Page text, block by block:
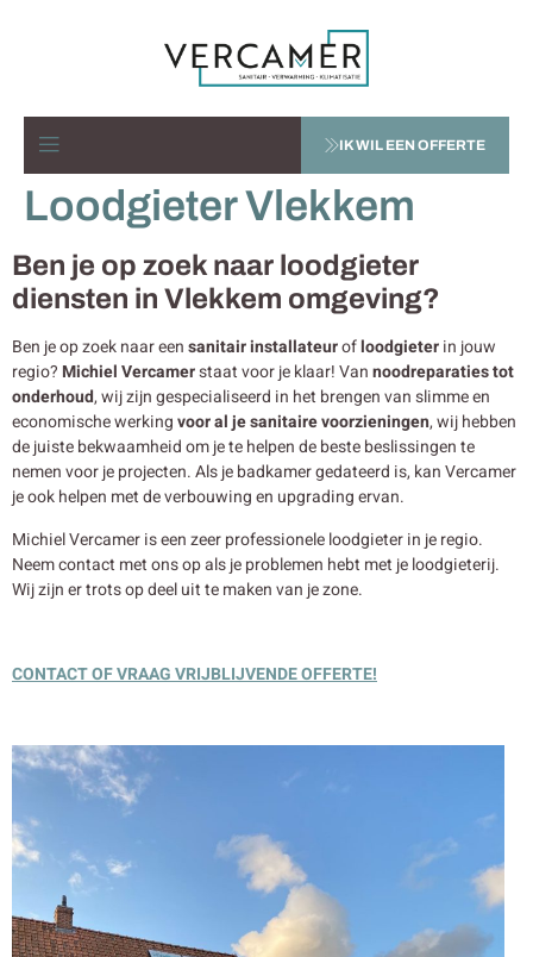
IK WIL EEN OFFERTE
Loodgieter Vlekkem
Ben je op zoek naar loodgieter
diensten in Vlekkem omgeving?
Ben je op zoek naar eensanitair installateurofloodgieterin jouw
regio? Michiel Vercamerstaat voor je klaar! Vannoodreparaties tot
onderhoud, wij zijn gespecialiseerd in het brengen van slimme en
economische werkingvoor al je sanitaire voorzieningen, wij hebben
de juiste bekwaamheid om je te helpen de beste beslissingen te
nemen voor je projecten. Als je badkamer gedateerd is, kan Vercamer
je ook helpen met de verbouwing en upgrading ervan.
Michiel Vercamer is een zeer professionele loodgieter in je regio.
Neem contact met ons op als je problemen hebt met je loodgieterij.
Wij zijn er trots op deel uit te maken van je zone.
CONTACT OF VRAAG VRIJBLIJVENDE OFFERTE!